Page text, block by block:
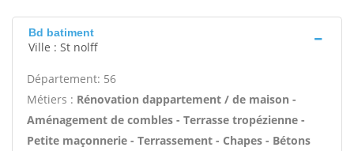
Bd batiment
Ville : St nolff
Département: 56
Métiers : Rénovation dappartement / de maison -
Aménagement de combles - Terrasse tropézienne -
Petite maçonnerie - Terrassement - Chapes - Bétons